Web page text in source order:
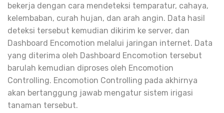
bekerja dengan cara mendeteksi temparatur, cahaya,
kelembaban, curah hujan, dan arah angin. Data hasil
deteksi tersebut kemudian dikirim ke server, dan
Dashboard Encomotion melalui jaringan internet. Data
yang diterima oleh Dashboard Encomotion tersebut
barulah kemudian diproses oleh Encomotion
Controlling. Encomotion Controlling pada akhirnya
akan bertanggung jawab mengatur sistem irigasi
tanaman tersebut.